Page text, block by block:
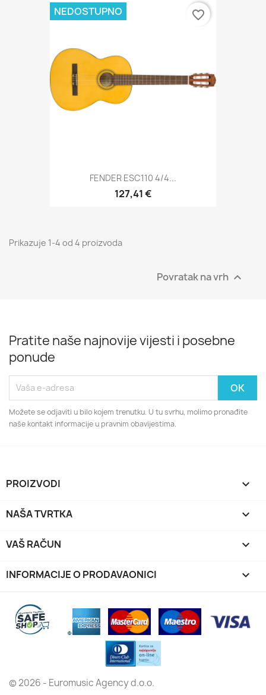
FENDER ESC110 4/4...
127,41 €
NEDOSTUPNO favorite_border
Prikazuje 1-4 od 4 proizvoda
Povratak na vrh 
Pratite naše najnovije vijesti i posebne
ponude
Možete se odjaviti u bilo kojem trenutku. U tu svrhu, molimo pronađite
naše kontakt informacije u pravnim obavijestima.
PROIZVODI 
NAŠA TVRTKA 
VAŠ RAČUN 
INFORMACIJE O PRODAVAONICI keyboard_arrow_down
© 2026 - Euromusic Agency d.o.o.